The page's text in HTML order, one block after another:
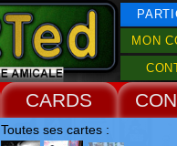
MON
CARDS
Toutes ses cartes :